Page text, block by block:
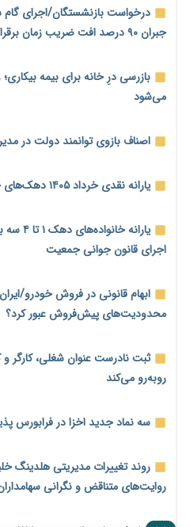
ارزی در تیررس نظارت
نه از جنگ می‌ترسیم، نه از مذاکره
فرمول تازه مستمری در راه است؛
اجتماعی؟
کنترل ترازنامه بانک‌ها؛ شمشیر
جنگ با تورم از بانک‌ها و بودجه
برای اقتصاد
عینک گران‌تر شد؛ ارز و عوارض
رفت
اطمینان وزیر جهاد از تأمین
پیام‌رسان‌های ایرانی در مسیر
شرکت هوش مصنوعی در راه است
هشدار درباره کاهش عرضه مسکن
وارد بازار کند
درخواست بازنشستگان/اجرای
جبران ۹۰ درصد افت ضریب زمان برقراری
بازرسی درِ خانه برای بیمه
می‌شود
اصناف بازوی توانمند دولت در
یارانه نقدی خرداد ۱۴۰۵ دهک‌های چهارم تا نهم واریز شد
اجرای قانون جوانی جمعیت
ابهام قانونی در فروش خودرو/
محدودیت‌های پیش‌فروش عبور کرد؟
ثبت نادرست عنوان شغلی، کارگر و
روبه‌رو می‌کند
سه نماد جدید اخزا در فرابورس
روند تغییرات مدیریتی هلدینگ
روایت‌های متناقض و نگرانی